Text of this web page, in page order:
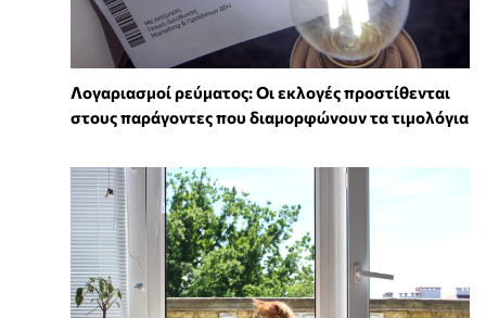
Λογαριασμοί ρεύματος: Οι εκλογές προστίθενται
στους παράγοντες που διαμορφώνουν τα τιμολόγια